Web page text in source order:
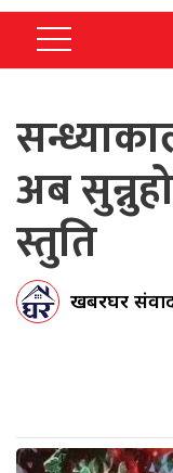
अब
स्तुति
खबरघर